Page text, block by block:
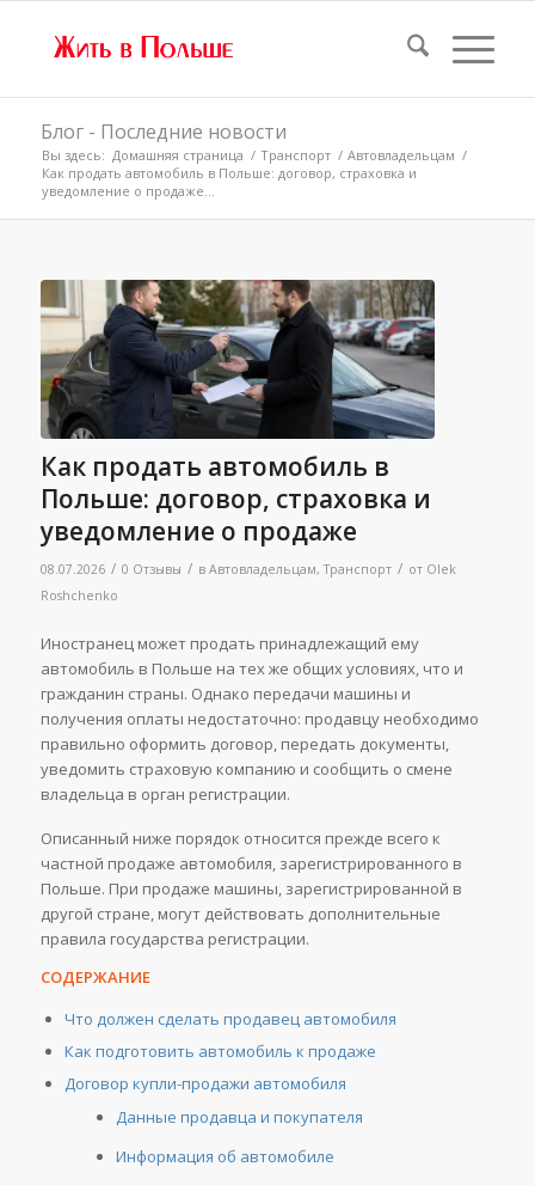
Блог - Последние новости
Вы здесь: Домашняя страница / Транспорт / Автовладельцам /
Как продать автомобиль в Польше: договор, страховка и
уведомление о продаже...
Как продать автомобиль в
Польше: договор, страховка и
уведомление о продаже
08.07.2026 / 0 Отзывы / в Автовладельцам,Транспорт / от Olek
Roshchenko
Иностранец может продать принадлежащий ему
автомобиль в Польше на тех же общих условиях, что и
гражданин страны. Однако передачи машины и
получения оплаты недостаточно: продавцу необходимо
правильно оформить договор, передать документы,
уведомить страховую компанию и сообщить о смене
владельца в орган регистрации.
Описанный ниже порядок относится прежде всего к
частной продаже автомобиля, зарегистрированного в
Польше. При продаже машины, зарегистрированной в
другой стране, могут действовать дополнительные
правила государства регистрации.
СОДЕРЖАНИЕ
Что должен сделать продавец автомобиля
Как подготовить автомобиль к продаже
Договор купли-продажи автомобиля
Данные продавца и покупателя
Информация об автомобиле